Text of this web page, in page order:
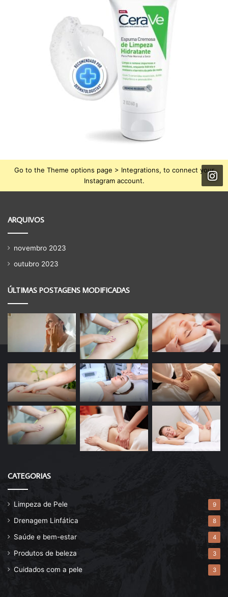
Go to the Theme options page > Integrations, to connect your
Instagram account.
ARQUIVOS
novembro 2023
outubro 2023
ÚLTIMAS POSTAGENS MODIFICADAS
CATEGORIAS
Limpeza de Pele 9
Drenagem Linfática 8
Saúde e bem-estar 4
Produtos de beleza 3
Cuidados com a pele 3